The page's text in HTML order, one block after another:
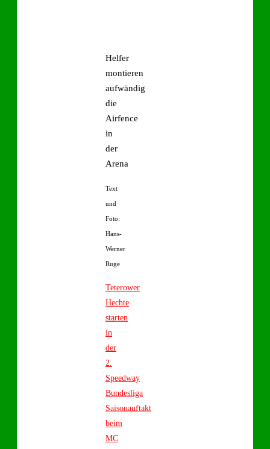
Helfer
montieren
aufwändig
die
Airfence
in
der
Arena
Text
und
Foto:
Hans-
Werner
Ruge
Teterower
Hechte
starten
in
der
2.
Speedway
Bundesliga
Saisonauftakt
beim
MC